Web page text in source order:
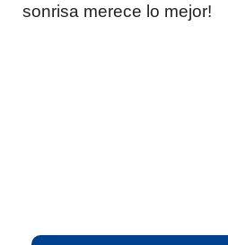
sonrisa merece lo mejor!